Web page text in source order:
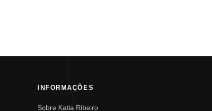
INFORMAÇÕES
Sobre Katia Ribeiro